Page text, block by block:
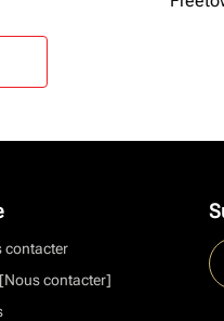
contacter
contacter]